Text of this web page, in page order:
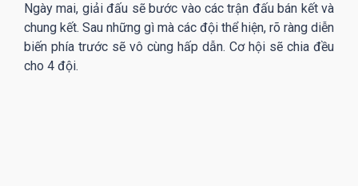
Ngày mai, giải đấu sẽ bước vào các trận đấu bán kết và
chung kết. Sau những gì mà các đội thể hiện, rõ ràng diễn
biến phía trước sẽ vô cùng hấp dẫn. Cơ hội sẽ chia đều
cho 4 đội.